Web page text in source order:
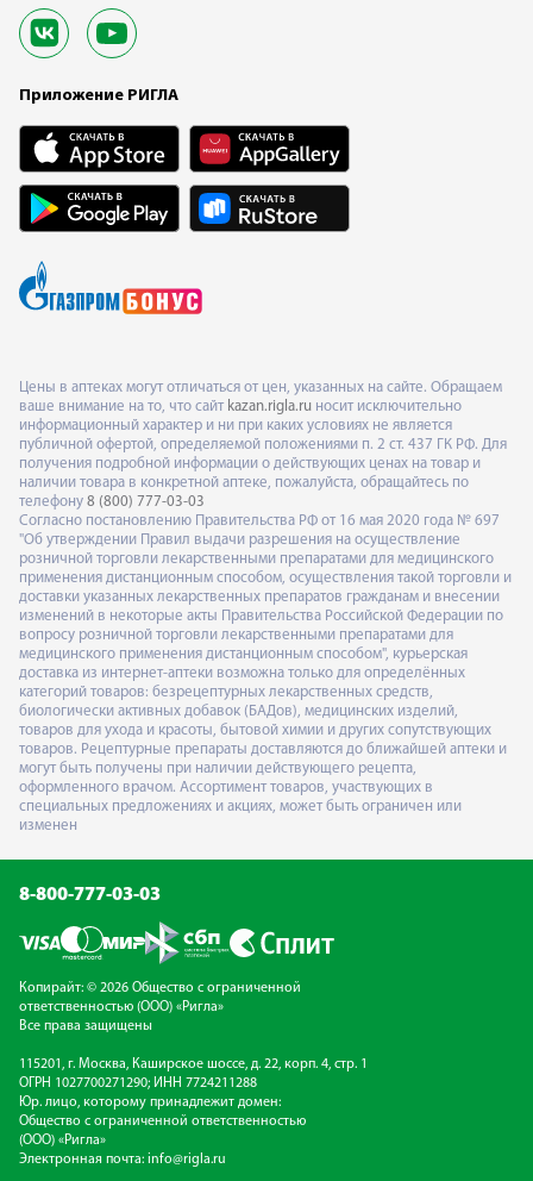
Приложение РИГЛА
Цены в аптеках могут отличаться от цен, указанных на сайте. Обращаем
ваше внимание на то, что сайт kazan.rigla.ru носит исключительно
информационный характер и ни при каких условиях не является
публичной офертой, определяемой положениями п. 2 ст. 437 ГК РФ. Для
получения подробной информации о действующих ценах на товар и
наличии товара в конкретной аптеке, пожалуйста, обращайтесь по
телефону 8 (800) 777-03-03
Согласно постановлению Правительства РФ от 16 мая 2020 года № 697
"Об утверждении Правил выдачи разрешения на осуществление
розничной торговли лекарственными препаратами для медицинского
применения дистанционным способом, осуществления такой торговли и
доставки указанных лекарственных препаратов гражданам и внесении
изменений в некоторые акты Правительства Российской Федерации по
вопросу розничной торговли лекарственными препаратами для
медицинского применения дистанционным способом", курьерская
доставка из интернет-аптеки возможна только для определённых
категорий товаров: безрецептурных лекарственных средств,
биологически активных добавок (БАДов), медицинских изделий,
товаров для ухода и красоты, бытовой химии и других сопутствующих
товаров. Рецептурные препараты доставляются до ближайшей аптеки и
могут быть получены при наличии действующего рецепта,
оформленного врачом. Ассортимент товаров, участвующих в
специальных предложениях и акциях, может быть ограничен или
изменен
8-800-777-03-03
Копирайт: © 2026 Общество с ограниченной
ответственностью (ООО) «Ригла»
Все права защищены
115201, г. Москва, Каширское шоссе, д. 22, корп. 4, стр. 1
ОГРН 1027700271290; ИНН 7724211288
Юр. лицо, которому принадлежит домен:
Общество с ограниченной ответственностью
(ООО) «Ригла»
Электронная почта: info@rigla.ru